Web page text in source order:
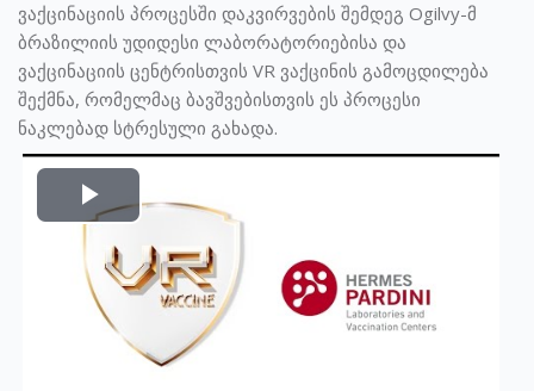
ვაქცინაციის პროცესში დაკვირვების შემდეგ Ogilvy-მ
ბრაზილიის უდიდესი ლაბორატორიებისა და
ვაქცინაციის ცენტრისთვის VR ვაქცინის გამოცდილება
შექმნა, რომელმაც ბავშვებისთვის ეს პროცესი
ნაკლებად სტრესული გახადა.
Play
Video